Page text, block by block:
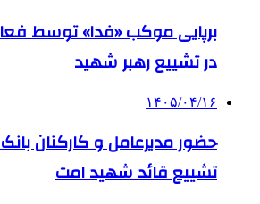
برپایی موکب «فدا» توسط
در تشییع رهبر شهید
۱۴۰۵/۰۴/۱۶
حضور مدیرعامل و کارکنان
تشییع قائد شهید امت